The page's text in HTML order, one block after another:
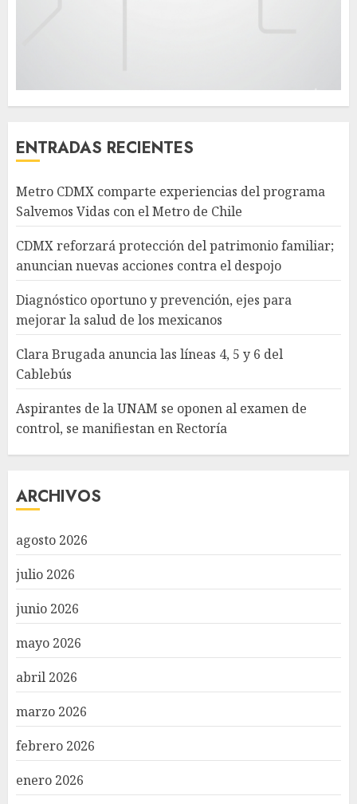
ENTRADAS RECIENTES
Metro CDMX comparte experiencias del programa
Salvemos Vidas con el Metro de Chile
CDMX reforzará protección del patrimonio familiar;
anuncian nuevas acciones contra el despojo
Diagnóstico oportuno y prevención, ejes para
mejorar la salud de los mexicanos
Clara Brugada anuncia las líneas 4, 5 y 6 del
Cablebús
Aspirantes de la UNAM se oponen al examen de
control, se manifiestan en Rectoría
ARCHIVOS
agosto 2026
julio 2026
junio 2026
mayo 2026
abril 2026
marzo 2026
febrero 2026
enero 2026